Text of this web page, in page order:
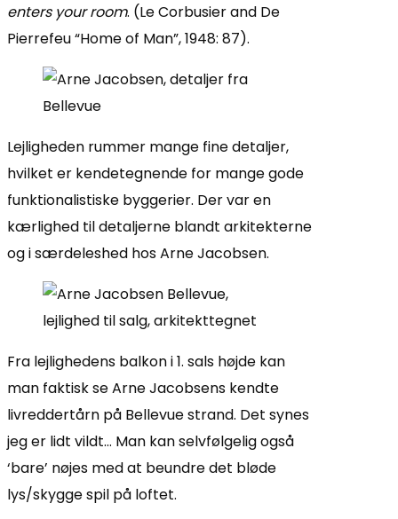
enters your room. (Le Corbusier and De
Pierrefeu “Home of Man”, 1948: 87).
Lejligheden rummer mange fine detaljer,
hvilket er kendetegnende for mange gode
funktionalistiske byggerier. Der var en
kærlighed til detaljerne blandt arkitekterne
og i særdeleshed hos Arne Jacobsen.
Fra lejlighedens balkon i 1. sals højde kan
man faktisk se Arne Jacobsens kendte
livreddertårn på Bellevue strand. Det synes
jeg er lidt vildt… Man kan selvfølgelig også
‘bare’ nøjes med at beundre det bløde
lys/skygge spil på loftet.